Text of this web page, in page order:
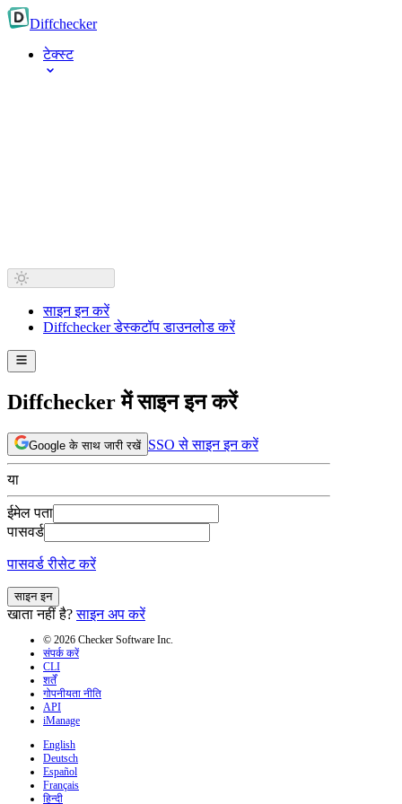
Diffchecker
टेक्स्ट
साइन इन करें
Diffchecker डेस्कटॉप डाउनलोड करें
Diffchecker में साइन इन करें
Google के साथ जारी रखें SSO से साइन इन करें
या
ईमेल पता
पासवर्ड
पासवर्ड रीसेट करें
साइन इन
खाता नहीं है? साइन अप करें
© 2026 Checker Software Inc.
संपर्क करें
CLI
शर्तें
गोपनीयता नीति
API
iManage
English
Deutsch
Español
Français
हिन्दी